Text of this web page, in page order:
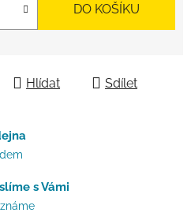
DO KOŠÍKU
Hlídat Sdílet
s Vámi